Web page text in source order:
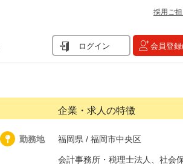
採用ご
ログイン 会員登
企業・求人の特徴
勤務地 福岡県 / 福岡市中央区
会計事務所・税理士法人、社会